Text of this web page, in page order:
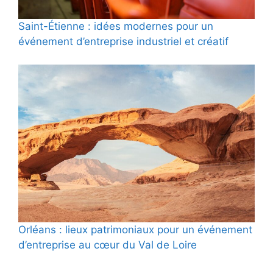
Saint-Étienne : idées modernes pour un
événement d’entreprise industriel et créatif
Orléans : lieux patrimoniaux pour un événement
d’entreprise au cœur du Val de Loire